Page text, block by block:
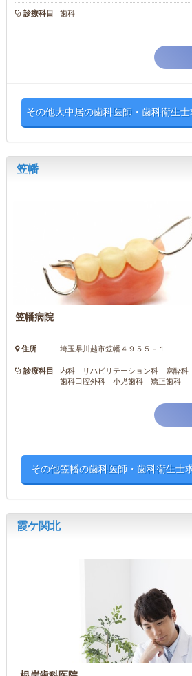
診療科目 歯科
その他大中居の歯科医師・歯科衛生
笠幡
笠幡病院
住所 埼玉県川越市笠幡４９５５－１
診療科目
内科 リハビリテーション科 麻酔
歯科口腔外科 小児歯科 矯正歯科
その他笠幡の歯科医師・歯科衛生士
霞ケ関北